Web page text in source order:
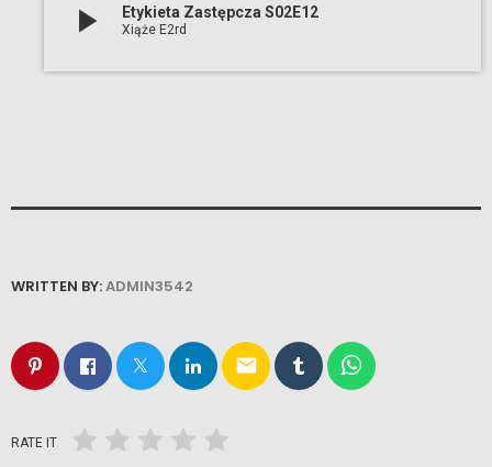
play_arrow Etykieta Zastępcza S02E12
Xiąże E2rd
WRITTEN BY:ADMIN3542
email
RATE IT